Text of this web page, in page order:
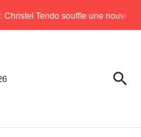
Tendo souffle une nouvelle